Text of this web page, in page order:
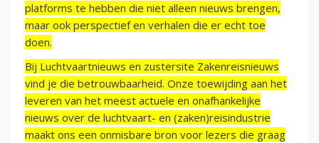
platforms te hebben die niet alleen nieuws brengen,
maar ook perspectief en verhalen die er echt toe
doen.
Bij Luchtvaartnieuws en zustersite Zakenreisnieuws
vind je die betrouwbaarheid. Onze toewijding aan het
leveren van het meest actuele en onafhankelijke
nieuws over de luchtvaart- en (zaken)reisindustrie
maakt ons een onmisbare bron voor lezers die graag